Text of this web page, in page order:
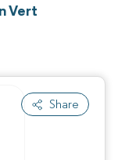
Vert
Share